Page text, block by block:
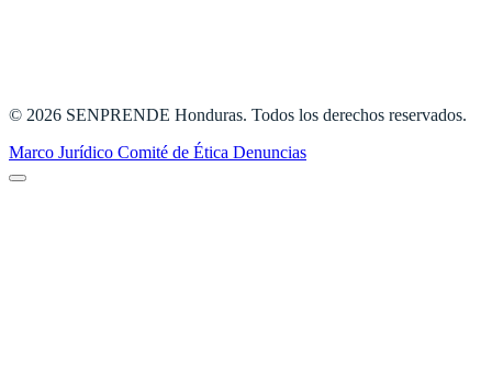
© 2026 SENPRENDE Honduras. Todos los derechos reservados.
Marco Jurídico Comité de Ética Denuncias